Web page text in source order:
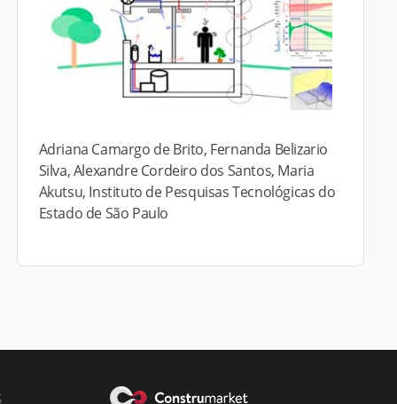
Adriana Camargo de Brito, Fernanda Belizario
Silva, Alexandre Cordeiro dos Santos, Maria
Akutsu, Instituto de Pesquisas Tecnológicas do
Estado de São Paulo